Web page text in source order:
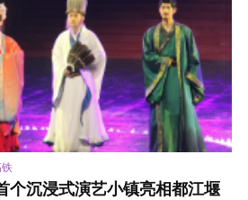
个沉浸式演艺小镇亮相都江堰